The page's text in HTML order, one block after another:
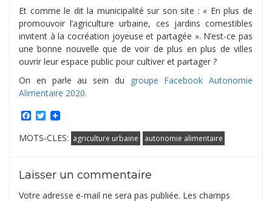
Et comme le dit la municipalité sur son site : « En plus de
promouvoir l’agriculture urbaine, ces jardins comestibles
invitent à la cocréation joyeuse et partagée ». N’est-ce pas
une bonne nouvelle que de voir de plus en plus de villes
ouvrir leur espace public pour cultiver et partager ?
On en parle au sein du groupe Facebook Autonomie
Alimentaire 2020.
Facebook
Twitter
MOTS-CLES: agriculture urbaine autonomie alimentaire
Laisser un commentaire
Votre adresse e-mail ne sera pas publiée. Les champs